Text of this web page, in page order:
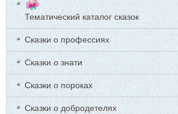
Тематический каталог сказок
Сказки о профессиях
Сказки о знати
Сказки о пороках
Сказки о добродетелях